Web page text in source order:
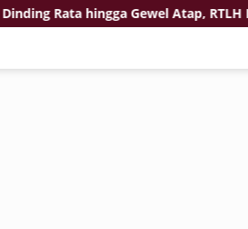
Rata hingga Gewel Atap, RTLH